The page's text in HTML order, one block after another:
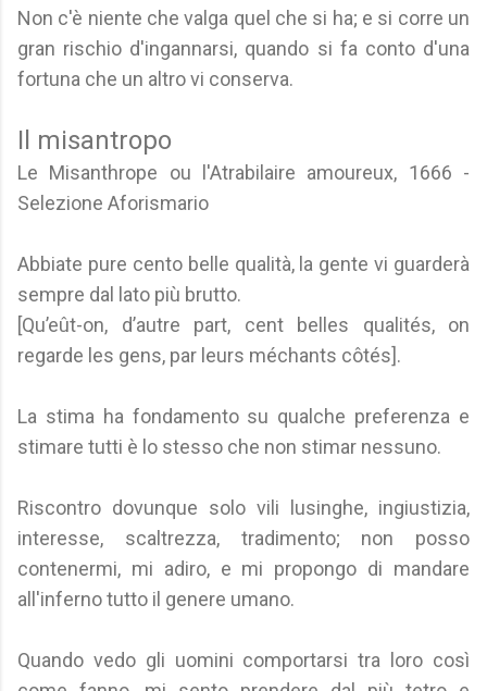
Non c'è niente che valga quel che si ha; e si corre un
gran rischio d'ingannarsi, quando si fa conto d'una
fortuna che un altro vi conserva.
Il misantropo
Le Misanthrope ou l'Atrabilaire amoureux, 1666 -
Selezione Aforismario
Abbiate pure cento belle qualità, la gente vi guarderà
sempre dal lato più brutto.
[Qu’eût-on, d’autre part, cent belles qualités, on
regarde les gens, par leurs méchants côtés].
La stima ha fondamento su qualche preferenza e
stimare tutti è lo stesso che non stimar nessuno.
Riscontro dovunque solo vili lusinghe, ingiustizia,
interesse, scaltrezza, tradimento; non posso
contenermi, mi adiro, e mi propongo di mandare
all'inferno tutto il genere umano.
Quando vedo gli uomini comportarsi tra loro così